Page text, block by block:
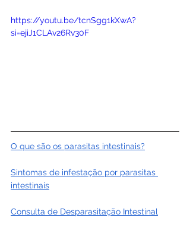
https://youtu.be/tcnSgg1kXwA?
si=ejiJ1CLAv26Rv30F
O que são os parasitas intestinais?
Sintomas de infestação por parasitas
intestinais
Consulta de Desparasitação Intestinal